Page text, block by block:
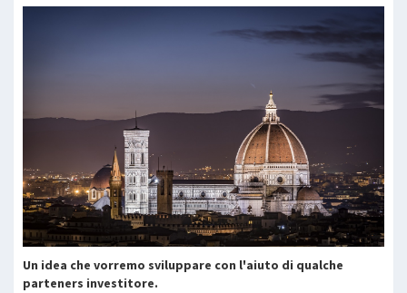
Un idea che vorremo sviluppare con l'aiuto di qualche
parteners investitore.